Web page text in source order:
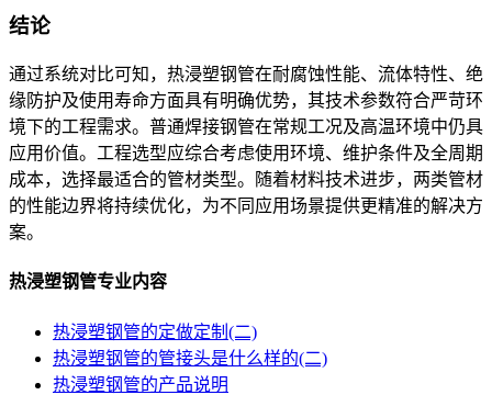
结论
通过系统对比可知，热浸塑钢管在耐腐蚀性能、流体特性、绝
缘防护及使用寿命方面具有明确优势，其技术参数符合严苛环
境下的工程需求。普通焊接钢管在常规工况及高温环境中仍具
应用价值。工程选型应综合考虑使用环境、维护条件及全周期
成本，选择最适合的管材类型。随着材料技术进步，两类管材
的性能边界将持续优化，为不同应用场景提供更精准的解决方
案。
热浸塑钢管专业内容
热浸塑钢管的定做定制(二)
热浸塑钢管的管接头是什么样的(二)
热浸塑钢管的产品说明